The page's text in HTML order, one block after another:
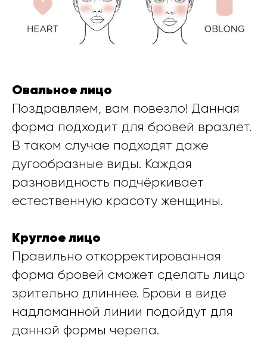
Овальное лицо
Поздравляем, вам повезло! Данная
форма подходит для бровей вразлет.
В таком случае подходят даже
дугообразные виды. Каждая
разновидность подчёркивает
естественную красоту женщины.
Круглое лицо
Правильно откорректированная
форма бровей сможет сделать лицо
зрительно длиннее. Брови в виде
надломанной линии подойдут для
данной формы черепа.